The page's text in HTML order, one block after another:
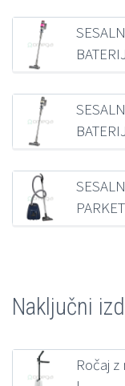
PARKET
Naključni
Ročaj